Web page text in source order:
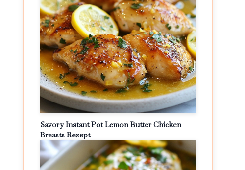
Savory Instant Pot Lemon Butter Chicken
Breasts Rezept